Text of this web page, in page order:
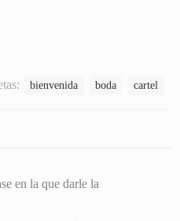
bienvenida boda cartel
en la que darle la